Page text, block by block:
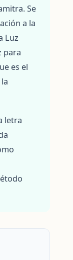
Se
a la
Luz
para
es el
letra